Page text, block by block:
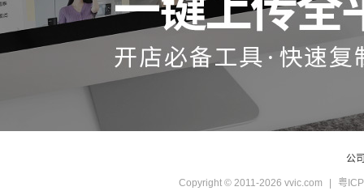
公
Copyright © 2011-2026 vvic.com 粤